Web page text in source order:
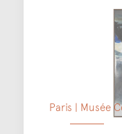
Paris | Musée